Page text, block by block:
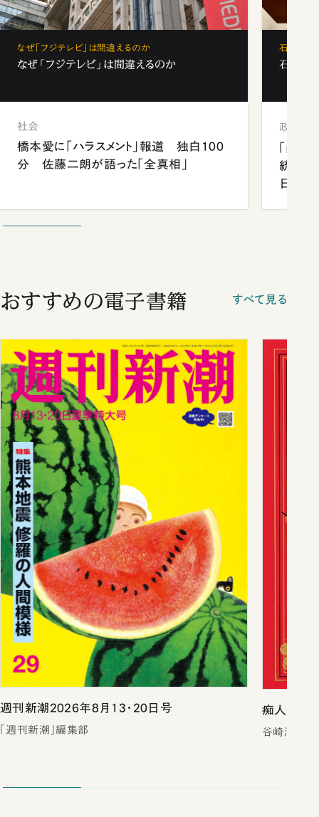
なぜ「フジテレビ」は間違えるのか
なぜ「フジテレビ」は間違えるのか
社会
橋本愛に「ハラスメント」報道 独白100
分 佐藤二朗が語った「全真相」
石破茂、
石破茂
政治
「楽し
統領と
日米
おすすめの電子書籍 すべて見る
週刊新潮2026年8月13・20日号
「週刊新潮」編集部
痴人の愛
谷崎潤一郎